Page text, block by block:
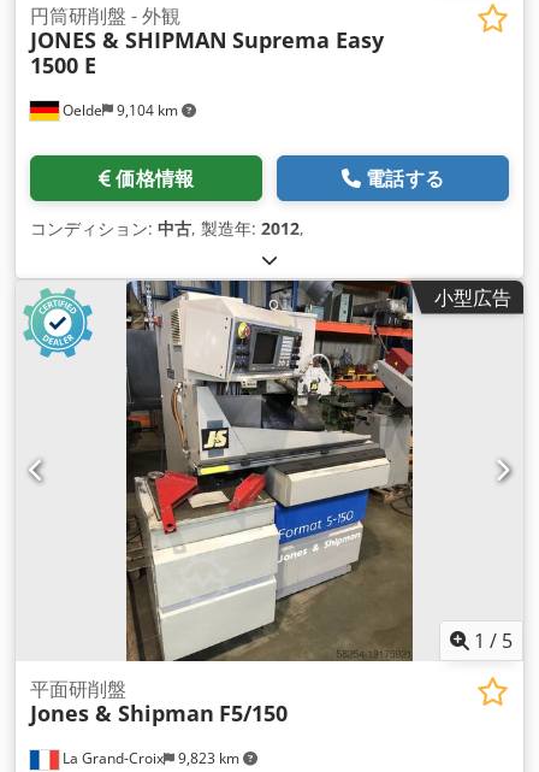
Oelde 9,104 km
円筒研削盤 - 外観
JONES & SHIPMAN Suprema Easy
1500 E
価格情報 電話する
コンディション: 中古, 製造年: 2012,
小型広告
1 / 5
La Grand-Croix 9,823 km
平面研削盤
Jones & Shipman F5/150